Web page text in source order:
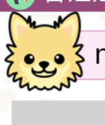
娃犬
4月
吉
警惕
格和
1890
娃娃
吉娃